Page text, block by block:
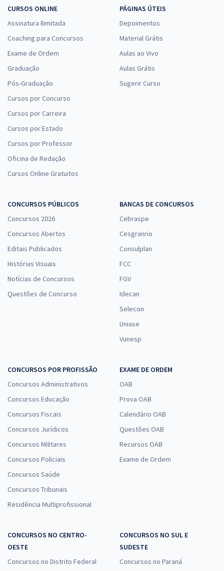
CURSOS ONLINE
Assinatura Ilimitada
Coaching para Concursos
Exame de Ordem
Graduação
Pós-Graduação
Cursos por Concurso
Cursos por Carreira
Cursos por Estado
Cursos por Professor
Oficina de Redação
Cursos Online Gratuitos
PÁGINAS ÚTEIS
Depoimentos
Material Grátis
Aulas ao Vivo
Aulas Grátis
Sugerir Curso
CONCURSOS PÚBLICOS
Concursos 2026
Concursos Abertos
Editais Publicados
Histórias Visuais
Notícias de Concursos
Questões de Concurso
BANCAS DE CONCURSOS
Cebraspe
Cesgranrio
Consulplan
FCC
FGV
Idecan
Selecon
Uniase
Vunesp
CONCURSOS POR PROFISSÃO
Concursos Administrativos
Concursos Educação
Concursos Fiscais
Concursos Jurídicos
Concursos Militares
Concursos Policiais
Concursos Saúde
Concursos Tribunais
Residência Multiprofissional
EXAME DE ORDEM
OAB
Prova OAB
Calendário OAB
Questões OAB
Recursos OAB
Exame de Ordem
CONCURSOS NO CENTRO-
OESTE
Concursos no Distrito Federal
CONCURSOS NO SUL E
SUDESTE
Concursos no Paraná